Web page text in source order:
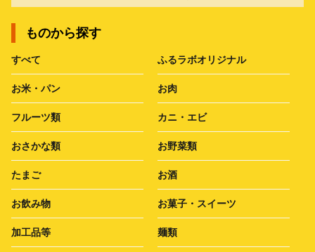
ものから探す
すべて ふるラボオリジナル
お米・パン お肉
フルーツ類 カニ・エビ
おさかな類 お野菜類
たまご お酒
お飲み物 お菓子・スイーツ
加工品等 麺類